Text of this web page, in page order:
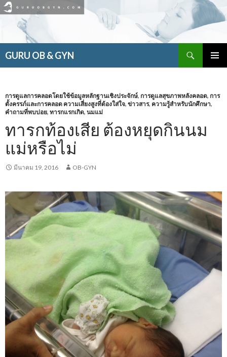
GURU OB & GYN
เนื้อหา
การดูแลการคลอดโดยใช้ข้อมูลหลักฐานเชิงประจักษ์, การดูแลสุขภาพหลังคลอด, การ
ตั้งครรภ์และการคลอด ความเสี่ยงสูงที่ต้องใส่ใจ, ข่าวสาร, ความรู้สำหรับนักศึกษา,
คำถามที่พบบ่อย, ทารกแรกเกิด, นมแม่
ทารกท้องเสีย ต้องหยุดกินนม
แม่หรือไม่
มีนาคม 19, 2016 OB-GYN